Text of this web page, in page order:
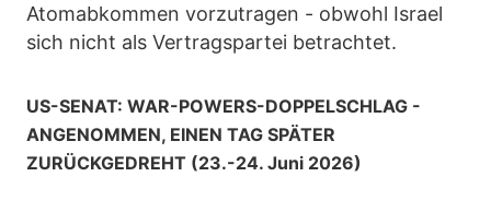
Atomabkommen vorzutragen - obwohl Israel
sich nicht als Vertragspartei betrachtet.
US-SENAT: WAR-POWERS-DOPPELSCHLAG -
ANGENOMMEN, EINEN TAG SPÄTER
ZURÜCKGEDREHT (23.-24. Juni 2026)